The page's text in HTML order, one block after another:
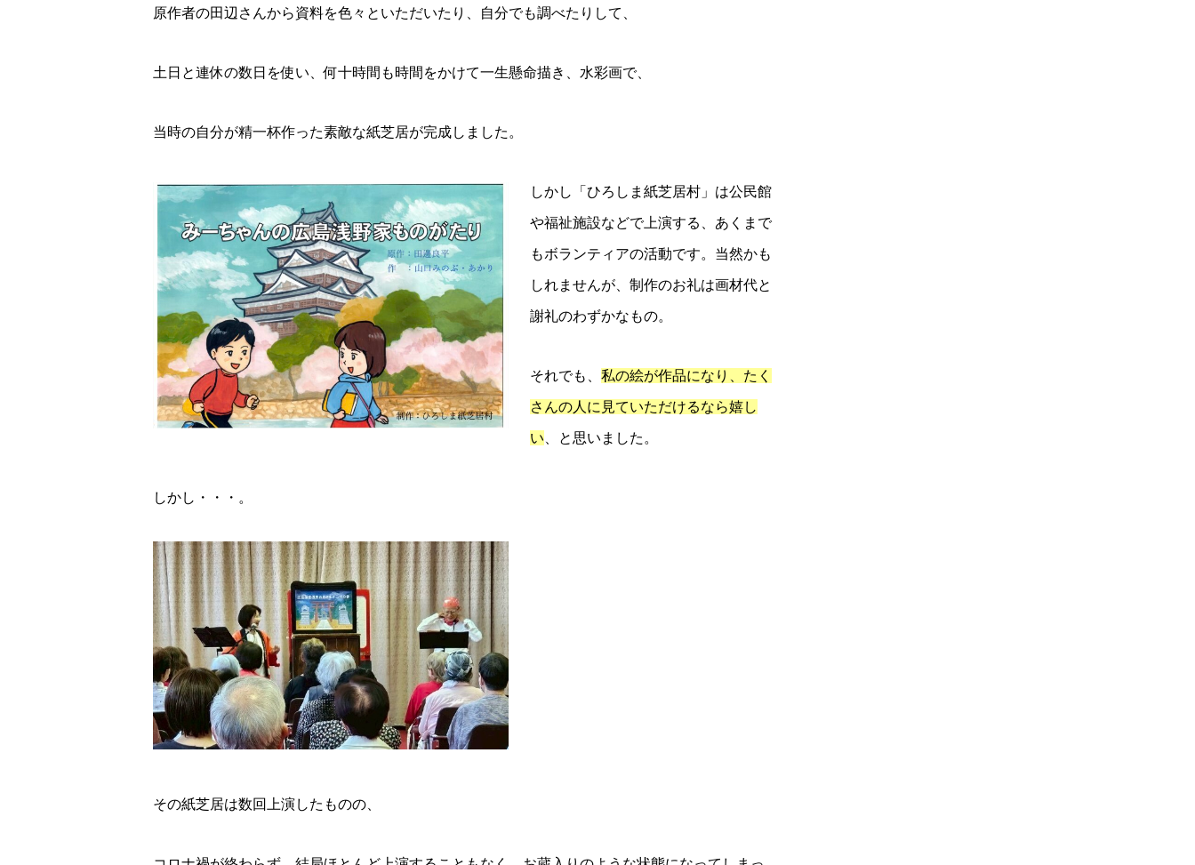
原作者の田辺さんから資料を色々といただいたり、自分でも調べたりして、
土日と連休の数日を使い、何十時間も時間をかけて一生懸命描き、水彩画で、
当時の自分が精一杯作った素敵な紙芝居が完成しました。
しかし「ひろしま紙芝居村」は公民館
や福祉施設などで上演する、あくまで
もボランティアの活動です。当然かも
しれませんが、制作のお礼は画材代と
謝礼のわずかなもの。
それでも、 私の絵が作品になり、たく
さんの人に見ていただけるなら嬉し
い 、と思いました。
しかし・・・。
その紙芝居は数回上演したものの、